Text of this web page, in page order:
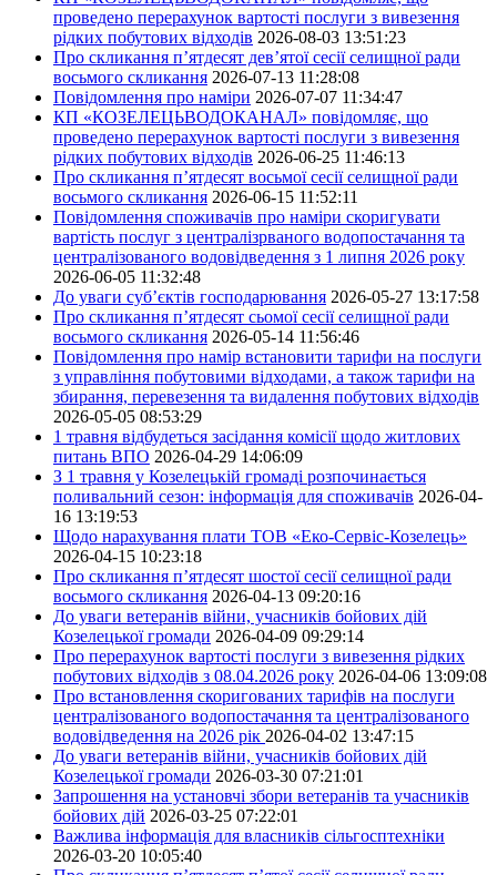
проведено перерахунок вартості послуги з вивезення
рідких побутових відходів 2026-08-03 13:51:23
Про скликання п’ятдесят дев’ятої сесії селищної ради
восьмого скликання 2026-07-13 11:28:08
Повідомлення про наміри 2026-07-07 11:34:47
КП «КОЗЕЛЕЦЬВОДОКАНАЛ» повідомляє, що
проведено перерахунок вартості послуги з вивезення
рідких побутових відходів 2026-06-25 11:46:13
Про скликання п’ятдесят восьмої сесії селищної ради
восьмого скликання 2026-06-15 11:52:11
Повідомлення споживачів про наміри скоригувати
вартість послуг з централізрваного водопостачання та
централізованого водовідведення з 1 липня 2026 року
2026-06-05 11:32:48
До уваги суб’єктів господарювання 2026-05-27 13:17:58
Про скликання п’ятдесят сьомої сесії селищної ради
восьмого скликання 2026-05-14 11:56:46
Повідомлення про намір встановити тарифи на послуги
з управління побутовими відходами, а також тарифи на
збирання, перевезення та видалення побутових відходів
2026-05-05 08:53:29
1 травня відбудеться засідання комісії щодо житлових
питань ВПО 2026-04-29 14:06:09
З 1 травня у Козелецькій громаді розпочинається
поливальний сезон: інформація для споживачів 2026-04-
16 13:19:53
Щодо нарахування плати ТОВ «Еко-Сервіс-Козелець»
2026-04-15 10:23:18
Про скликання п’ятдесят шостої сесії селищної ради
восьмого скликання 2026-04-13 09:20:16
До уваги ветеранів війни, учасників бойових дій
Козелецької громади 2026-04-09 09:29:14
Про перерахунок вартості послуги з вивезення рідких
побутових відходів з 08.04.2026 року 2026-04-06 13:09:08
Про встановлення скоригованих тарифів на послуги
централізованого водопостачання та централізованого
водовідведення на 2026 рік 2026-04-02 13:47:15
До уваги ветеранів війни, учасників бойових дій
Козелецької громади 2026-03-30 07:21:01
Запрошення на установчі збори ветеранів та учасників
бойових дій 2026-03-25 07:22:01
Важлива інформація для власників сільгосптехніки
2026-03-20 10:05:40